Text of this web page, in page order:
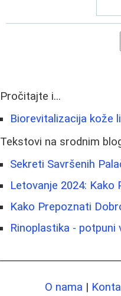
Pročitajte i...
Biorevitalizacija kože
Tekstovi na srodnim
Sekreti Savršenih
Letovanje 2024:
Kako Prepoznati
Rinoplastika -
O nama |